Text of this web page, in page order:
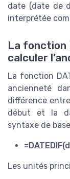
date (date de
interprétée
La fonction
calculer
La fonction
ancienneté
différence
début et la
syntaxe de
Les unités